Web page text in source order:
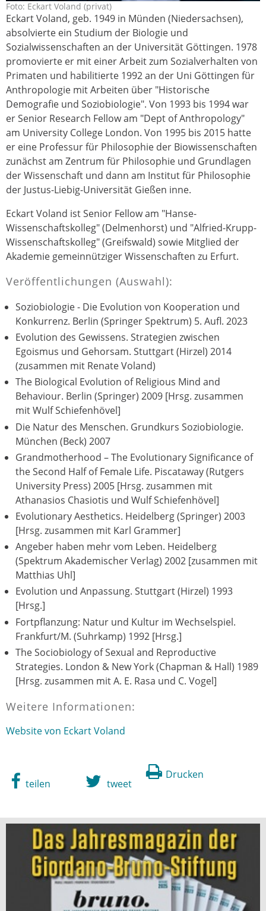
eckart_voland_privat_ausschnitt.jpg
Foto: Eckart Voland (privat)
Eckart Voland, geb. 1949 in Münden (Niedersachsen),
absolvierte ein Studium der Biologie und
Sozialwissenschaften an der Universität Göttingen. 1978
promovierte er mit einer Arbeit zum Sozialverhalten von
Primaten und habilitierte 1992 an der Uni Göttingen für
Anthropologie mit Arbeiten über "Historische
Demografie und Soziobiologie". Von 1993 bis 1994 war
er Senior Research Fellow am "Dept of Anthropology"
am University College London. Von 1995 bis 2015 hatte
er eine Professur für Philosophie der Biowissenschaften
zunächst am Zentrum für Philosophie und Grundlagen
der Wissenschaft und dann am Institut für Philosophie
der Justus-Liebig-Universität Gießen inne.
Eckart Voland ist Senior Fellow am "Hanse-
Wissenschaftskolleg" (Delmenhorst) und "Alfried-Krupp-
Wissenschaftskolleg" (Greifswald) sowie Mitglied der
Akademie gemeinnütziger Wissenschaften zu Erfurt.
Veröffentlichungen (Auswahl):
Soziobiologie - Die Evolution von Kooperation und
Konkurrenz. Berlin (Springer Spektrum) 5. Aufl. 2023
Evolution des Gewissens. Strategien zwischen
Egoismus und Gehorsam. Stuttgart (Hirzel) 2014
(zusammen mit Renate Voland)
The Biological Evolution of Religious Mind and
Behaviour. Berlin (Springer) 2009 [Hrsg. zusammen
mit Wulf Schiefenhövel]
Die Natur des Menschen. Grundkurs Soziobiologie.
München (Beck) 2007
Grandmotherhood – The Evolutionary Significance of
the Second Half of Female Life. Piscataway (Rutgers
University Press) 2005 [Hrsg. zusammen mit
Athanasios Chasiotis und Wulf Schiefenhövel]
Evolutionary Aesthetics. Heidelberg (Springer) 2003
[Hrsg. zusammen mit Karl Grammer]
Angeber haben mehr vom Leben. Heidelberg
(Spektrum Akademischer Verlag) 2002 [zusammen mit
Matthias Uhl]
Evolution und Anpassung. Stuttgart (Hirzel) 1993
[Hrsg.]
Fortpflanzung: Natur und Kultur im Wechselspiel.
Frankfurt/M. (Suhrkamp) 1992 [Hrsg.]
The Sociobiology of Sexual and Reproductive
Strategies. London & New York (Chapman & Hall) 1989
[Hrsg. zusammen mit A. E. Rasa und C. Vogel]
Weitere Informationen:
Website von Eckart Voland
Drucken
teilen tweet